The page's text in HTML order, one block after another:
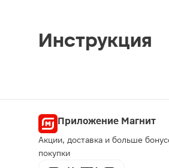
Инструкция
Приложение Магнит
Акции, доставка и больше
покупки